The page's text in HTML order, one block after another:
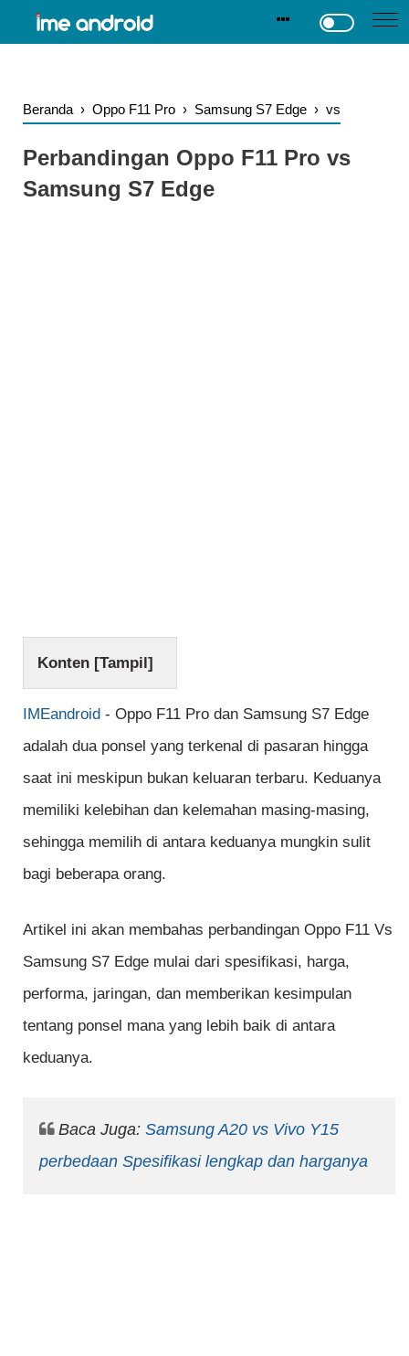
Beranda › Oppo F11 Pro › Samsung S7 Edge › vs
Perbandingan Oppo F11 Pro vs
Samsung S7 Edge
Konten [Tampil]
IMEandroid - Oppo F11 Pro dan Samsung S7 Edge
adalah dua ponsel yang terkenal di pasaran hingga
saat ini meskipun bukan keluaran terbaru. Keduanya
memiliki kelebihan dan kelemahan masing-masing,
sehingga memilih di antara keduanya mungkin sulit
bagi beberapa orang.
Artikel ini akan membahas perbandingan Oppo F11 Vs
Samsung S7 Edge mulai dari spesifikasi, harga,
performa, jaringan, dan memberikan kesimpulan
tentang ponsel mana yang lebih baik di antara
keduanya.
Baca Juga: Samsung A20 vs Vivo Y15
perbedaan Spesifikasi lengkap dan harganya